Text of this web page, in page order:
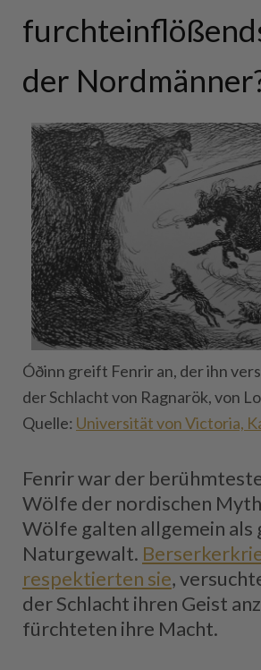
der
Óðinn greift Fenrir an, der ihn
der Schlacht von Ragnarök, von
Quelle: Universität von Victoria,
Fenrir war der
Wölfe der nordischen
Wölfe galten allgemein als
Naturgewalt.
respektierten sie,
der Schlacht ihren Geist
fürchteten ihre Macht.